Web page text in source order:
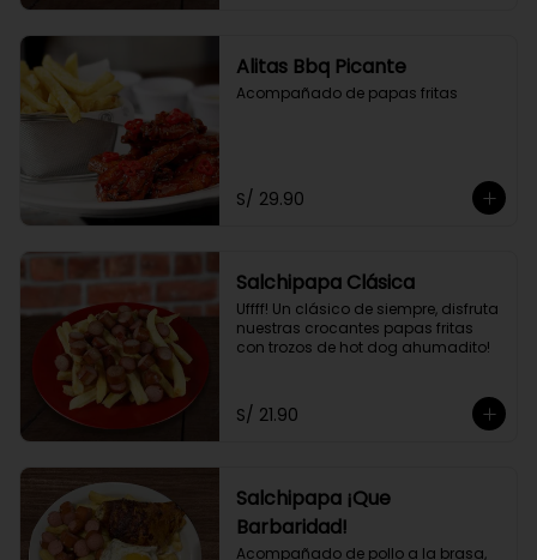
Alitas Bbq Picante
Acompañado de papas fritas
S/ 29.90
Salchipapa Clásica
Uffff! Un clásico de siempre, disfruta
nuestras crocantes papas fritas
con trozos de hot dog ahumadito!
S/ 21.90
Salchipapa ¡Que
Barbaridad!
Acompañado de pollo a la brasa,